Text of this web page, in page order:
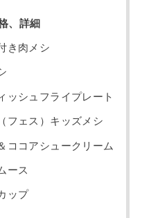
、詳細
き肉メシ
ッシュフライプレート
フェス）キッズメシ
ココアシュークリーム
ース
ップ